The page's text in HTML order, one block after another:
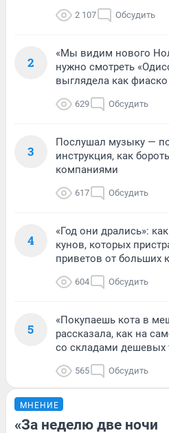
2 107 Обсудить
2
«Мы видим нового
нужно смотреть
выглядела как фиаско
629 Обсудить
3
Послушал музыку —
инструкция, как
компаниями
617 Обсудить
4
«Год они дрались»:
кунов, которых
приветов от больших
604 Обсудить
5
«Покупаешь кота в
рассказала, как на
со складами дешевых
565 Обсудить
МНЕНИЕ
«За неделю две ночи